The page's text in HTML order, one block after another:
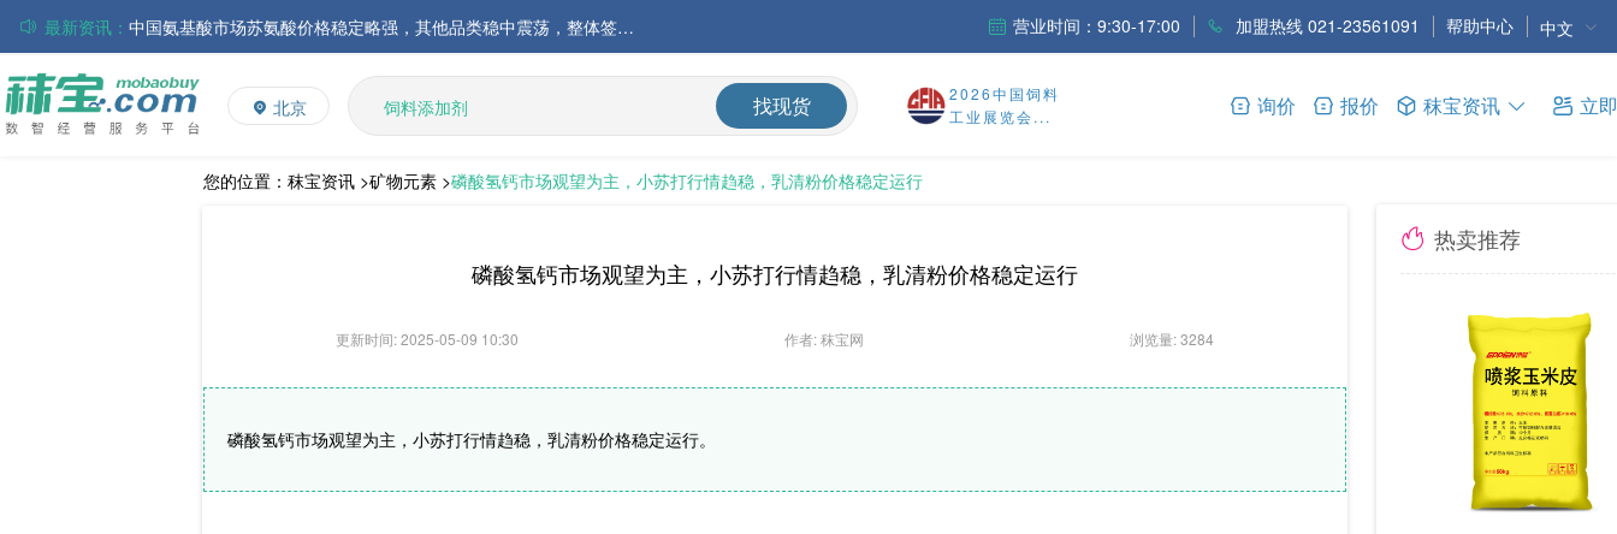
最新资讯：
中国氨基酸市场苏氨酸价格稳定略强，其他品类稳中震荡，整体签单清淡；欧洲物流成本进一步上升
磷酸氢钙市场行情走弱；小苏打和乳清粉市场价格稳定运行
帝斯曼-芬美意发布2026年上半年业绩
巴斯夫集团发布2026年第二季度财务报告
丸红株式会社发布截至2026年6月30日前3个月的合并财务报告
住友化学公布2026财年第一季度业绩
营业时间：9:30-17:00 加盟热线 021-23561091 帮助中心 中文
北京
L-赖氨酸硫酸盐
多矿
维生素
饲料添加剂
找现货
2026中国饲料
工业展览会...
询价 报价 秣宝资讯 立
您的位置： 秣宝资讯 >矿物元素 >磷酸氢钙市场观望为主，小苏打行情趋稳，乳清粉价格稳定运行
磷酸氢钙市场观望为主，小苏打行情趋稳，乳清粉价格稳定运行
更新时间: 2025-05-09 10:30 作者: 秣宝网 浏览量: 3284
磷酸氢钙市场观望为主，小苏打行情趋稳，乳清粉价格稳定运行。
热卖推荐